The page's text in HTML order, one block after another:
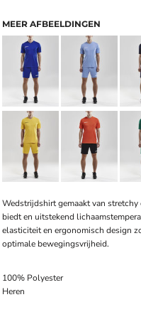
MEER AFBEELDINGEN
Wedstrijdshirt gemaakt van
biedt en uitstekend
elasticiteit en ergonomisch design
optimale bewegingsvrijheid.
100% Polyester
Heren